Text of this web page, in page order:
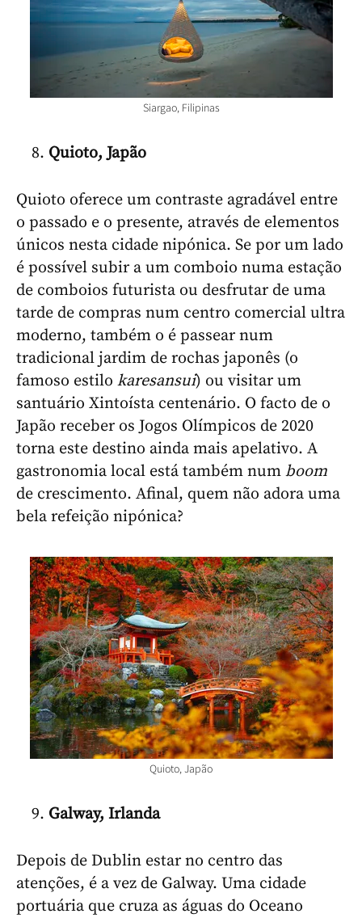
Siargao, Filipinas
Quioto, Japão
Quioto oferece um contraste agradável entre
o passado e o presente, através de elementos
únicos nesta cidade nipónica. Se por um lado
é possível subir a um comboio numa estação
de comboios futurista ou desfrutar de uma
tarde de compras num centro comercial ultra
moderno, também o é passear num
tradicional jardim de rochas japonês (o
famoso estilo karesansui) ou visitar um
santuário Xintoísta centenário. O facto de o
Japão receber os Jogos Olímpicos de 2020
torna este destino ainda mais apelativo. A
gastronomia local está também num boom
de crescimento. Afinal, quem não adora uma
bela refeição nipónica?
Quioto, Japão
Galway, Irlanda
Depois de Dublin estar no centro das
atenções, é a vez de Galway. Uma cidade
portuária que cruza as águas do Oceano